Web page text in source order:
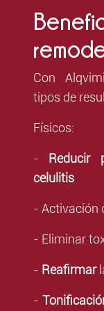
Con
tipos de
Físicos:
- Reducir
celulitis
- Activación
- Eliminar
- Reafirmar
-